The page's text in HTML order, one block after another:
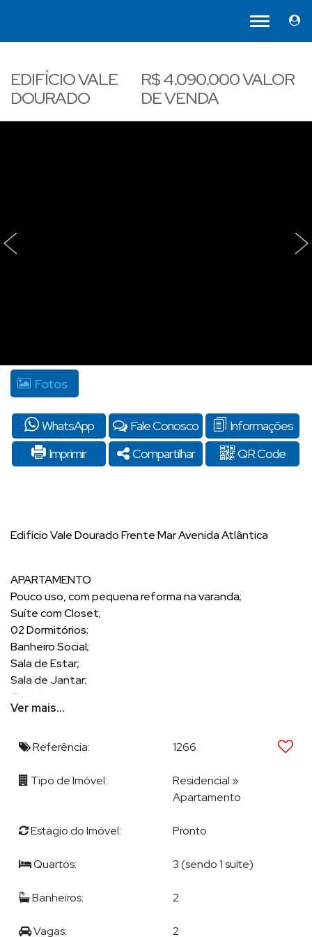
EDIFÍCIO VALE
DOURADO
R$4.090.000VALOR
DE VENDA
‹ ›
Fotos
WhatsApp Fale Conosco
Informações
Imprimir
Compartilhar QR Code
Edifício Vale Dourado Frente Mar Avenida Atlântica
APARTAMENTO
Pouco uso, com pequena reforma na varanda;
Suíte com Closet;
02 Dormitórios;
Banheiro Social;
Sala de Estar;
Sala de Jantar;
Cozinha;
Área de Serviço;
02 Vagas de Garagem;
Área privativa: Apartamento (110m²) e Garagem (18m²);
Salão de Festas;
Ver mais...
Referência: 1266
Tipo de Imóvel: Residencial »
Apartamento
Estágio do Imóvel: Pronto
Quartos: 3 (sendo 1 suíte)
Banheiros: 2
Vagas: 2